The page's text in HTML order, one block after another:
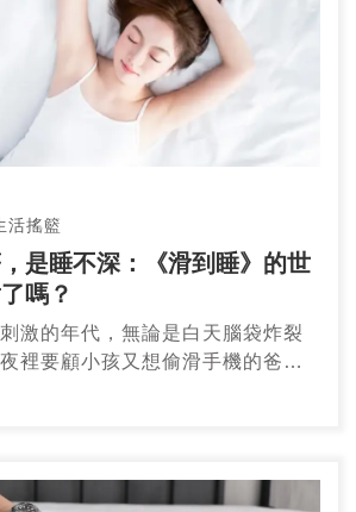
活搖籃
是睡不深：《滑到睡》的世
嗎？
激的年代，無論是白天腦袋炸裂
裡要顧小孩又想偷滑手機的爸
床上滑著手機直到眼皮撐不住，